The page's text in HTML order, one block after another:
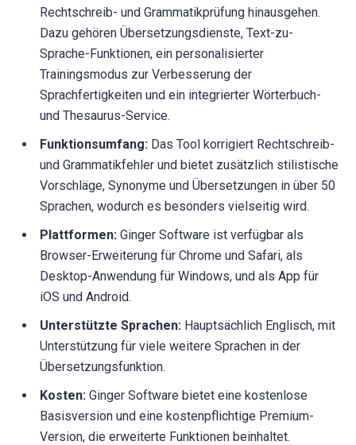
Rechtschreib- und Grammatikprüfung hinausgehen.
Dazu gehören Übersetzungsdienste, Text-zu-
Sprache-Funktionen, ein personalisierter
Trainingsmodus zur Verbesserung der
Sprachfertigkeiten und ein integrierter Wörterbuch-
und Thesaurus-Service.
Funktionsumfang: Das Tool korrigiert Rechtschreib-
und Grammatikfehler und bietet zusätzlich stilistische
Vorschläge, Synonyme und Übersetzungen in über 50
Sprachen, wodurch es besonders vielseitig wird.
Plattformen: Ginger Software ist verfügbar als
Browser-Erweiterung für Chrome und Safari, als
Desktop-Anwendung für Windows, und als App für
iOS und Android.
Unterstützte Sprachen: Hauptsächlich Englisch, mit
Unterstützung für viele weitere Sprachen in der
Übersetzungsfunktion.
Kosten: Ginger Software bietet eine kostenlose
Basisversion und eine kostenpflichtige Premium-
Version, die erweiterte Funktionen beinhaltet.